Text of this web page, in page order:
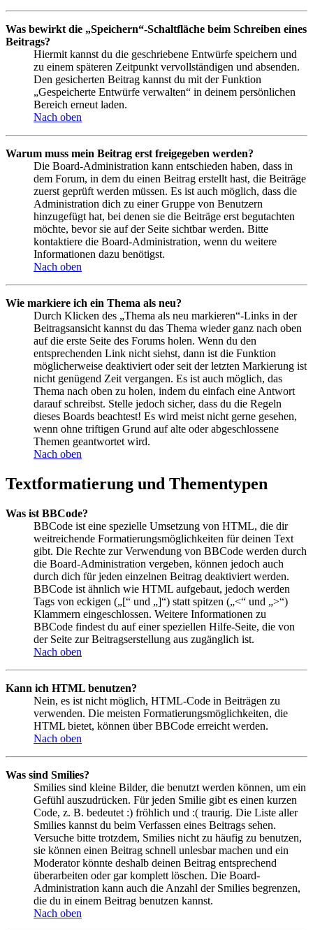
Was bewirkt die „Speichern“-Schaltfläche beim Schreiben eines
Beitrags?
Hiermit kannst du die geschriebene Entwürfe speichern und
zu einem späteren Zeitpunkt vervollständigen und absenden.
Den gesicherten Beitrag kannst du mit der Funktion
„Gespeicherte Entwürfe verwalten“ in deinem persönlichen
Bereich erneut laden.
Nach oben
Warum muss mein Beitrag erst freigegeben werden?
Die Board-Administration kann entschieden haben, dass in
dem Forum, in dem du einen Beitrag erstellt hast, die Beiträge
zuerst geprüft werden müssen. Es ist auch möglich, dass die
Administration dich zu einer Gruppe von Benutzern
hinzugefügt hat, bei denen sie die Beiträge erst begutachten
möchte, bevor sie auf der Seite sichtbar werden. Bitte
kontaktiere die Board-Administration, wenn du weitere
Informationen dazu benötigst.
Nach oben
Wie markiere ich ein Thema als neu?
Durch Klicken des „Thema als neu markieren“-Links in der
Beitragsansicht kannst du das Thema wieder ganz nach oben
auf die erste Seite des Forums holen. Wenn du den
entsprechenden Link nicht siehst, dann ist die Funktion
möglicherweise deaktiviert oder seit der letzten Markierung ist
nicht genügend Zeit vergangen. Es ist auch möglich, das
Thema nach oben zu holen, indem du einfach eine Antwort
darauf schreibst. Stelle jedoch sicher, dass du die Regeln
dieses Boards beachtest! Es wird meist nicht gerne gesehen,
wenn ohne triftigen Grund auf alte oder abgeschlossene
Themen geantwortet wird.
Nach oben
Textformatierung und Thementypen
Was ist BBCode?
BBCode ist eine spezielle Umsetzung von HTML, die dir
weitreichende Formatierungsmöglichkeiten für deinen Text
gibt. Die Rechte zur Verwendung von BBCode werden durch
die Board-Administration vergeben, können jedoch auch
durch dich für jeden einzelnen Beitrag deaktiviert werden.
BBCode ist ähnlich wie HTML aufgebaut, jedoch werden
Tags von eckigen („[“ und „]“) statt spitzen („<“ und „>“)
Klammern eingeschlossen. Weitere Informationen zu
BBCode findest du auf einer speziellen Hilfe-Seite, die von
der Seite zur Beitragserstellung aus zugänglich ist.
Nach oben
Kann ich HTML benutzen?
Nein, es ist nicht möglich, HTML-Code in Beiträgen zu
verwenden. Die meisten Formatierungsmöglichkeiten, die
HTML bietet, können über BBCode erreicht werden.
Nach oben
Was sind Smilies?
Smilies sind kleine Bilder, die benutzt werden können, um ein
Gefühl auszudrücken. Für jeden Smilie gibt es einen kurzen
Code, z. B. bedeutet :) fröhlich und :( traurig. Die Liste aller
Smilies kannst du beim Verfassen eines Beitrags sehen.
Versuche bitte trotzdem, Smilies nicht zu häufig zu benutzen,
sie können einen Beitrag schnell unlesbar machen und ein
Moderator könnte deshalb deinen Beitrag entsprechend
überarbeiten oder gar komplett löschen. Die Board-
Administration kann auch die Anzahl der Smilies begrenzen,
die du in einem Beitrag benutzen kannst.
Nach oben